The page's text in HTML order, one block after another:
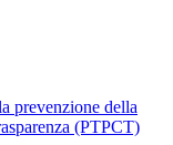
prevenzione della
(PTPCT)